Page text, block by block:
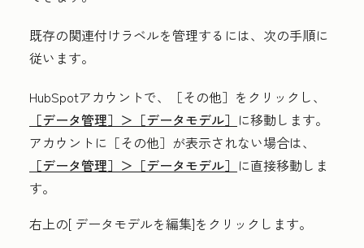
既存の関連付けラベルを管理するには、次の手順に
従います。
HubSpotアカウントで、
［その他］をクリックし、
［データ管理］＞ ［データモデル］ に移動します。
アカウントに ［その他］が表示されない場合は、
［データ管理］＞ ［データモデル］ に直接移動しま
す。
右上の[ データモデルを編集]をクリックします。